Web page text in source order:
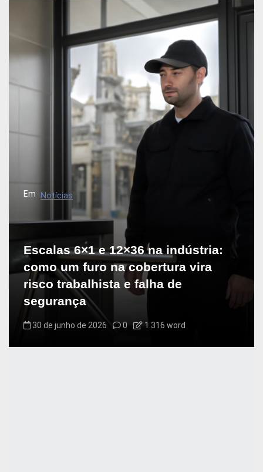
Em Notícias
Escalas 6×1 e 12×36 na indústria:
como um furo na cobertura vira
risco trabalhista e falha de
segurança
30 de junho de 2026 0 1.316 word